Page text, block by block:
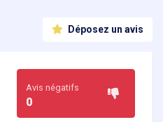
Déposez un avis
Avis négatifs
0